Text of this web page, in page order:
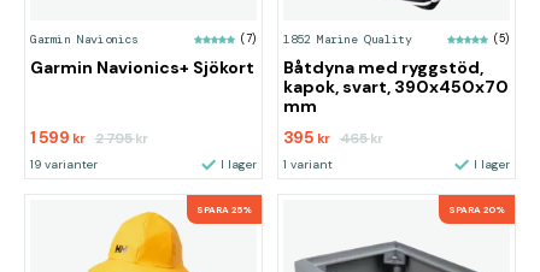
Garmin Navionics (7)
Garmin Navionics+ Sjökort
1 599 kr 2 795kr
19 varianter I lager
1852 Marine Quality (5)
Båtdyna med ryggstöd,
kapok, svart, 390x450x70
mm
395 kr 465kr
1 variant I lager
SPARA 25% SPARA 20%